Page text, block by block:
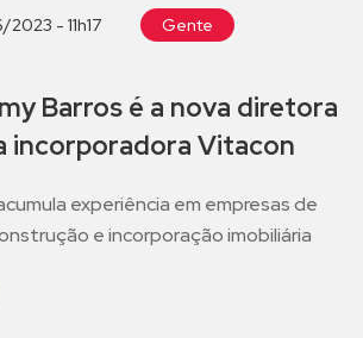
- 11h17 Gente
Barros é a nova diretora
incorporadora Vitacon
experiência em empresas de
e incorporação imobiliária